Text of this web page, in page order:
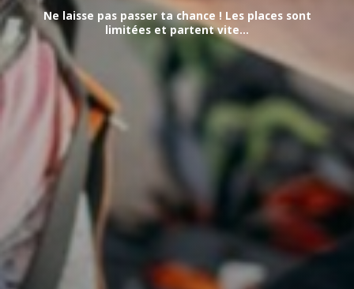
Ne laisse pas passer ta chance ! Les places sont
limitées et partent vite...